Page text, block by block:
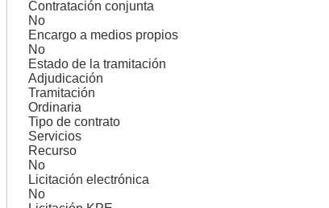
Contratación conjunta
No
Encargo a medios propios
No
Estado de la tramitación
Adjudicación
Tramitación
Ordinaria
Tipo de contrato
Servicios
Recurso
No
Licitación electrónica
No